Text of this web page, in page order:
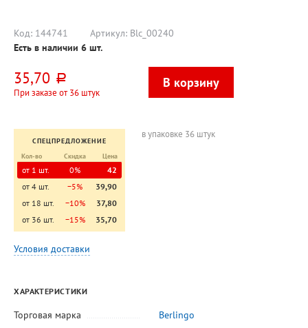
Код: 144741 Артикул: Blc_00240
Есть в наличии 6 шт.
35,70 руб.
При заказе от 36 штук
СПЕЦПРЕДЛОЖЕНИЕ
Кол-во
Скидка Цена
от 1 шт. 0%
42
от 4 шт.
−5%
39,90
от 18 шт.
−10%
37,80
от 36 шт.
−15% 35,70
в упаковке 36 штук
Условия доставки
ХАРАКТЕРИСТИКИ
Торговая марка
Berlingo